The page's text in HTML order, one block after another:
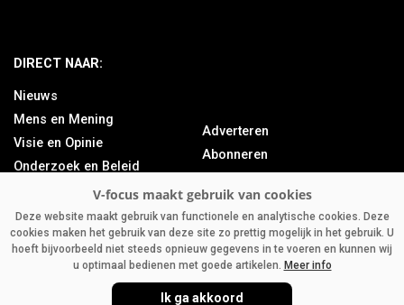
DIRECT NAAR:
Nieuws
Mens en Mening
Visie en Opinie
Onderzoek en Beleid
Bedrijfsnieuws
Column
Adverteren
Abonneren
Contact
Deze website maakt gebruik van functionele en analytische cookies. Deze
cookies maken het gebruik van deze site zo prettig mogelijk in het gebruik. U
hoeft bijvoorbeeld niet steeds opnieuw gegevens in te voeren en kunnen wij
u optimaal bedienen met goede artikelen. Meer info
Ik ga akkoord